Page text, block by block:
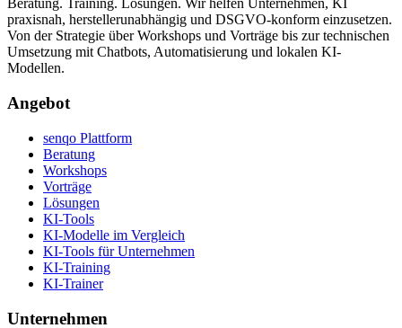
Beratung. Training. Lösungen. Wir helfen Unternehmen, KI
praxisnah, herstellerunabhängig und DSGVO-konform einzusetzen.
Von der Strategie über Workshops und Vorträge bis zur technischen
Umsetzung mit Chatbots, Automatisierung und lokalen KI-
Modellen.
Angebot
senqo Plattform
Beratung
Workshops
Vorträge
Lösungen
KI-Tools
KI-Modelle im Vergleich
KI-Tools für Unternehmen
KI-Training
KI-Trainer
Unternehmen